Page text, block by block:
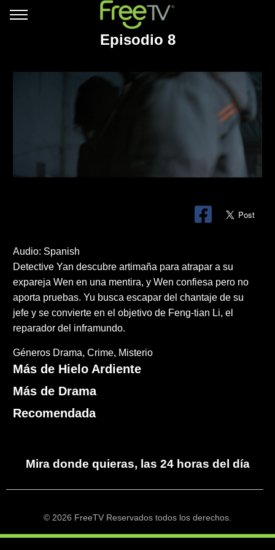
Episodio 8
Audio: Spanish
Detective Yan descubre artimaña para atrapar a su
expareja Wen en una mentira, y Wen confiesa pero no
aporta pruebas. Yu busca escapar del chantaje de su
jefe y se convierte en el objetivo de Feng-tian Li, el
reparador del inframundo.
Géneros Drama Crime Misterio
Más de Hielo Ardiente
Más de Drama
Recomendada
Mira donde quieras, las 24 horas del día
© 2026 FreeTV Reservados todos los derechos.